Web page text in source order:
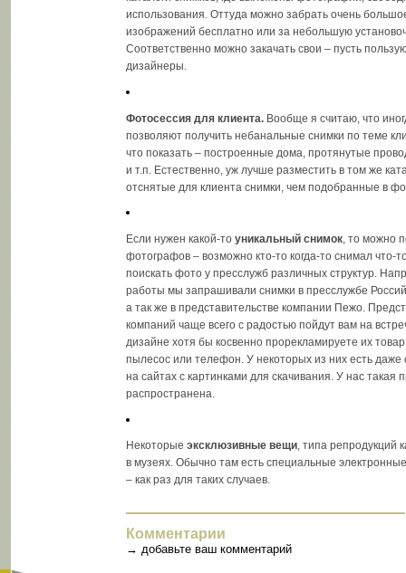
использования. Оттуда можно забрать очень
изображений бесплатно или за небольшую
Соответственно можно закачать свои – пусть
дизайнеры.
Фотосессия для клиента.
Вообще я считаю, что
позволяют получить небанальные снимки по теме
что показать – построенные дома, протянутые
и т.п. Естественно, уж лучше разместить в том же
отснятые для клиента снимки, чем подобранные в
Если нужен какой-то уникальный снимок , то можно
фотографов – возможно кто-то когда-то снимал что-
поискать фото у пресслужб различных структур.
работы мы запрашивали снимки в пресслужбе
а так же в представительстве компании Пежо.
компаний чаще всего с радостью пойдут вам на
дизайне хотя бы косвенно прорекламируете их
пылесос или телефон. У некоторых из них есть
на сайтах с картинками для скачивания. У нас такая
распространена.
Некоторые эксклюзивные вещи , типа репродукций
в музеях. Обычно там есть специальные
– как раз для таких случаев.
Комментарии
→ добавьте ваш комментарий